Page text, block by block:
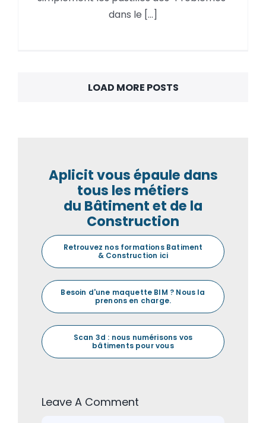
« Problèmes »
dans le [...]
LOAD MORE POSTS
Aplicit vous épaule dans
tous les métiers
du Bâtiment et de la
Construction
Retrouvez nos formations Batiment
& Construction ici
Besoin d'une maquette BIM ? Nous la
prenons en charge.
Scan 3d : nous numérisons vos
bâtiments pour vous
Leave A Comment